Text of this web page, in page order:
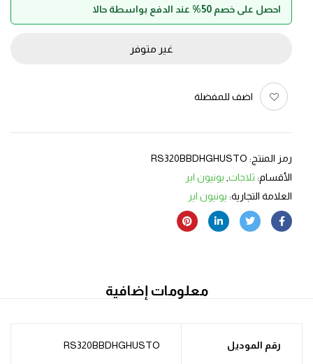
احصل على خصم 50% عند الدفع بواسطة حالا
غير متوفر
اضف للمفضلة
رمز المنتج: RS320BBDHGHUSTO
الأقسام: ثلاجات يونيون اير
العلامة التجارية: يونيون اير
معلومات إضافية
رقم الموديل RS320BBDHGHUSTO